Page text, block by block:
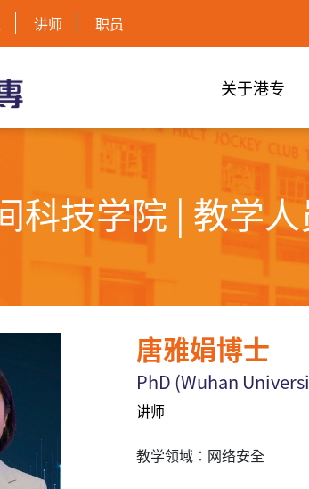
讲师 职员
关于港专
科技学院 | 教学
唐雅娟博士
PhD (Wuhan
讲师
教学领域： 网络安全